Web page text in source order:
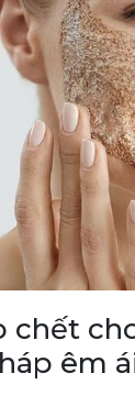
chết
êm